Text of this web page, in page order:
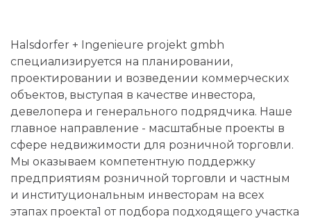
Halsdorfer + Ingenieure projekt gmbh
специализируется на планировании,
проектировании и возведении коммерческих
объектов, выступая в качестве инвестора,
девелопера и генерального подрядчика. Наше
главное направление - масштабные проекты в
сфере недвижимости для розничной торговли.
Мы оказываем компетентную поддержку
предприятиям розничной торговли и частным
и институциональным инвесторам на всех
этапах проекта1 от подбора подходящего участка